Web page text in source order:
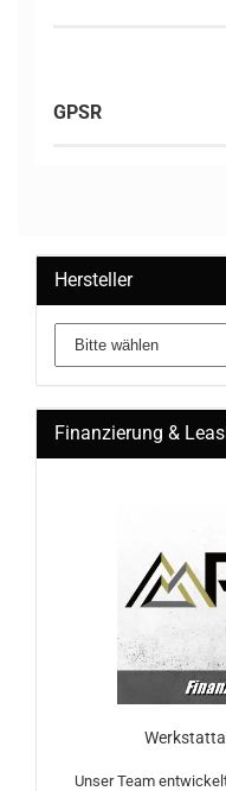
GPSR
Hersteller
Finanzierung &
Unser Team